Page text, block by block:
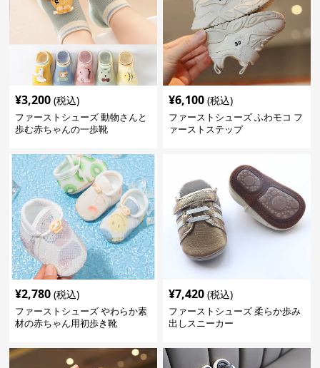
¥3,200 (税込)
ファーストシューズ 動物さんと
歩む赤ちゃんの一歩靴
¥6,100 (税込)
ファーストシューズ ふわモコ フ
ァーストステップ
¥2,780 (税込)
ファーストシューズ やわらか素
材の赤ちゃん用初歩き靴
¥7,420 (税込)
ファーストシューズ 柔らか歩み
出しスニーカー